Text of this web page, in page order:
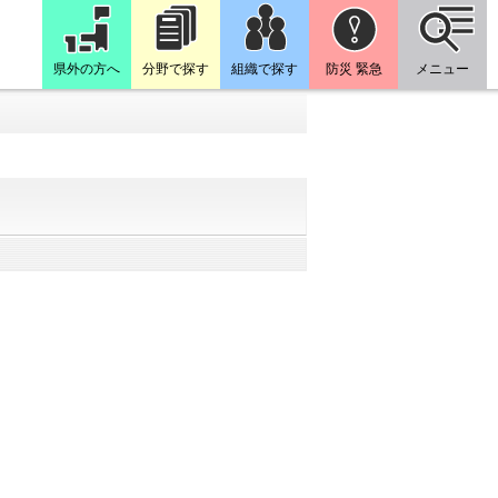
県外の方へ 分野で探す 組織で探す 防災 緊急 メニュー